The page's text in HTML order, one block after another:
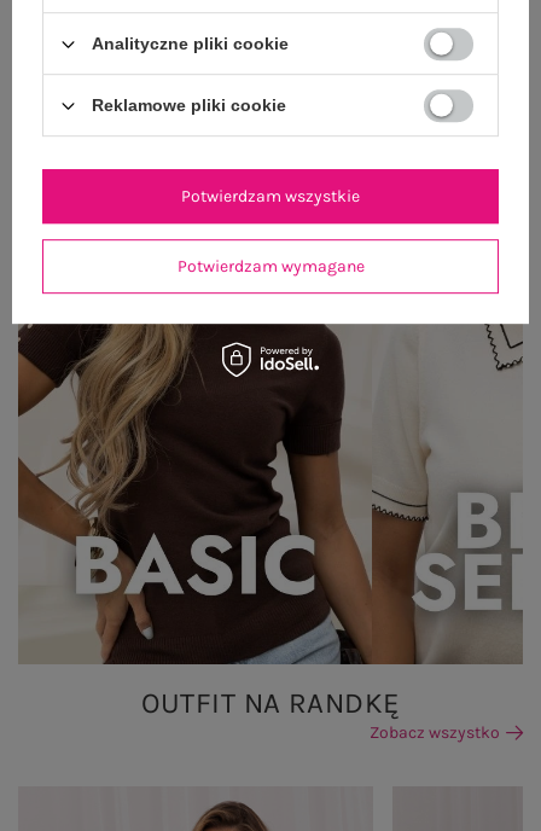
One size
OUTFIT NA RANDKĘ
Zobacz wszystko
Analityczne pliki cookie
Reklamowe pliki cookie
Potwierdzam wymagane
Potwierdzam wszystkie